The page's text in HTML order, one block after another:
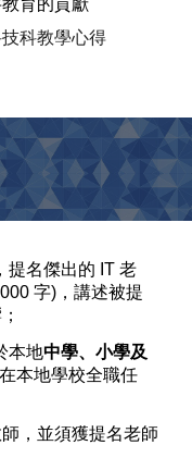
育的貢獻
科教學心得
提名傑出的 IT 老
字)，講述被提
本地中學、小學及
本地學校全職任
，並須獲提名老師